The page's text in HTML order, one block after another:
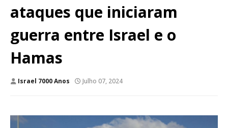
ataques que iniciaram
guerra entre Israel e o
Hamas
Israel 7000 Anos Julho 07, 2024